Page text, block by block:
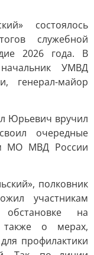
состоялось
служебной
2026 года. В
УМВД
генерал-майор
Юрьевич вручил
очередные
МО МВД России
полковник
участникам
на
также о мерах,
профилактики